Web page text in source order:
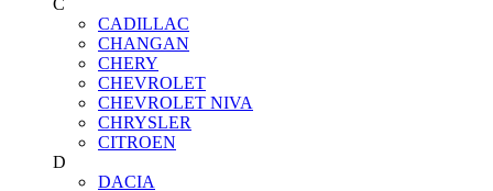
CADILLAC
CHANGAN
CHERY
CHEVROLET
CHEVROLET NIVA
CHRYSLER
CITROEN
D
DACIA